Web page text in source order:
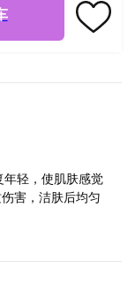
年轻，使肌肤感觉
害，洁肤后均匀